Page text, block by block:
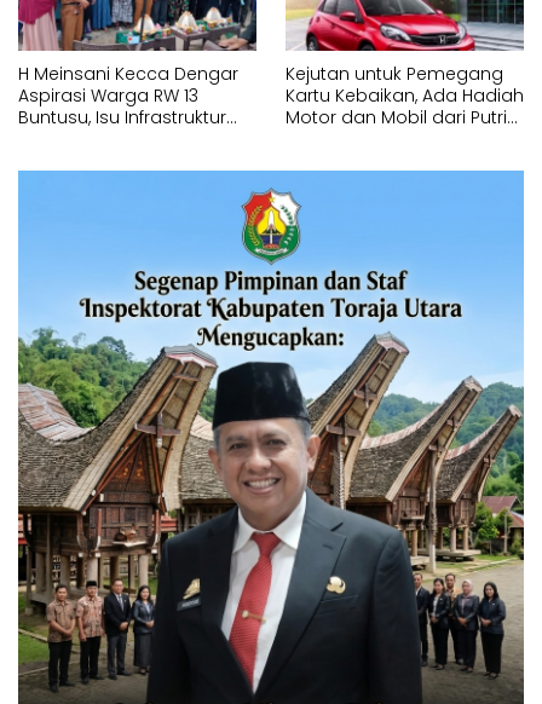
H Meinsani Kecca Dengar
Aspirasi Warga RW 13
Buntusu, Isu Infrastruktur
Kejutan untuk Pemegang
Kartu Kebaikan, Ada Hadiah
Motor dan Mobil dari Putri